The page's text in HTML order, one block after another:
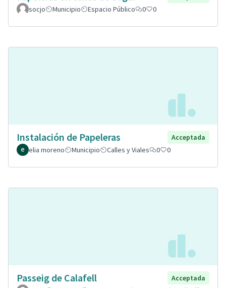
socjo
Municipio Espacio Público 0 0
Instalación de Papeleras
Acceptada
elia moreno
Municipio Calles y Viales 0 0
Passeig de Calafell
Acceptada